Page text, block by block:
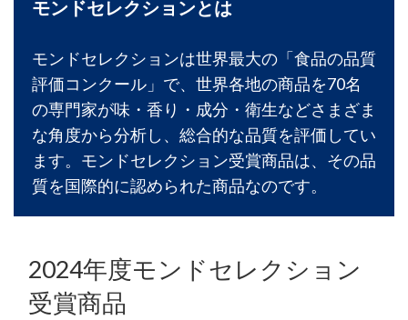
モンドセレクションとは
モンドセレクションは世界最大の「食品の品質
評価コンクール」で、世界各地の商品を70名
の専門家が味・香り・成分・衛生などさまざま
な角度から分析し、総合的な品質を評価してい
ます。モンドセレクション受賞商品は、その品
質を国際的に認められた商品なのです。
2024年度モンドセレクション
受賞商品